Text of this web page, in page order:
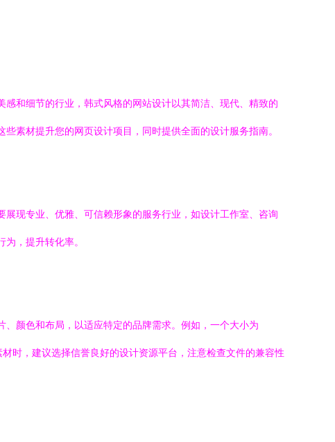
和细节的行业，韩式风格的网站设计以其简洁、现代、精致的
素材提升您的网页设计项目，同时提供全面的设计服务指南。
现专业、优雅、可信赖形象的服务行业，如设计工作室、咨询
，提升转化率。
颜色和布局，以适应特定的品牌需求。例如，一个大小为
时，建议选择信誉良好的设计资源平台，注意检查文件的兼容性